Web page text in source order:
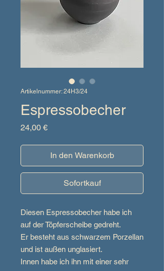
Artikelnummer: 24H3/24
Espressobecher
24,00 €Preis
In den Warenkorb
Sofortkauf
Diesen Espressobecher habe ich
auf der Töpferscheibe gedreht.
Er besteht aus schwarzem Porzellan
und ist außen unglasiert.
Innen habe ich ihn mit einer sehr